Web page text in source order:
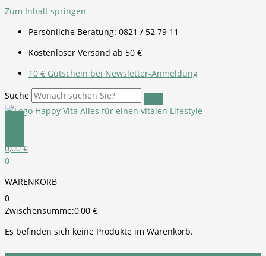
Zum Inhalt springen
Persönliche Beratung: 0821 / 52 79 11
Kostenloser Versand ab 50 €
10 € Gutschein bei Newsletter-Anmeldung
Suche
0,00€
0
WARENKORB
0
Zwischensumme:0,00 €
Es befinden sich keine Produkte im Warenkorb.